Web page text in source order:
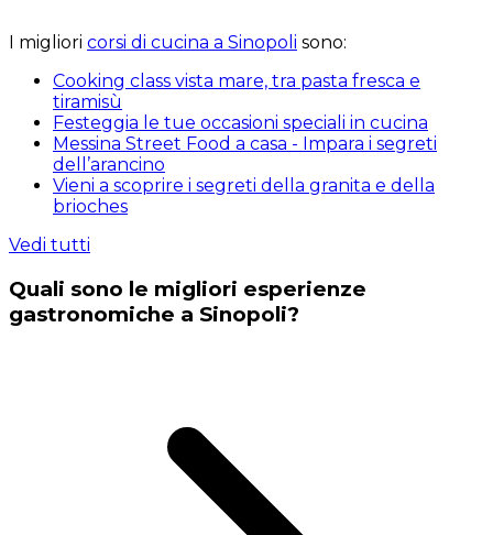
I migliori corsi di cucina a Sinopoli sono:
Cooking class vista mare, tra pasta fresca e
tiramisù
Festeggia le tue occasioni speciali in cucina
Messina Street Food a casa - Impara i segreti
dell’arancino
Vieni a scoprire i segreti della granita e della
brioches
Vedi tutti
Quali sono le migliori esperienze
gastronomiche a Sinopoli?